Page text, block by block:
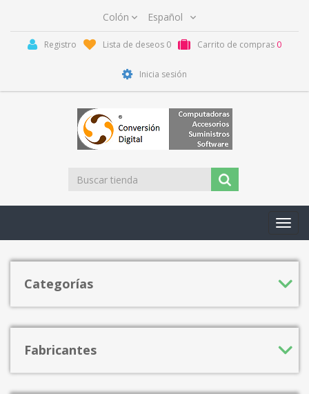
Registro Lista de deseos 0 Carrito de compras 0
Inicia sesión
Categorías
Fabricantes